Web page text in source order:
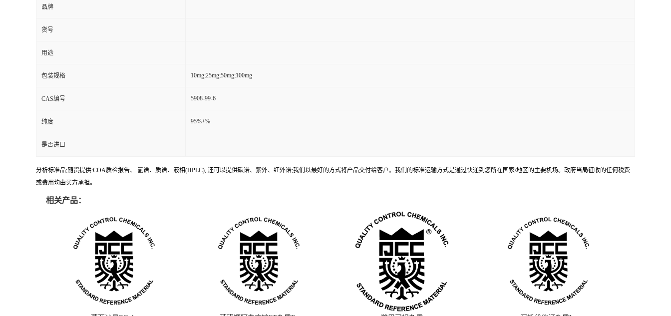
品牌
货号
用途
包装规格 10mg;25mg;50mg;100mg
CAS编号 5908-99-6
纯度 95%+%
是否进口
分析标准品;随货提供:COA质检报告、 氢谱、质谱、液相(HPLC), 还可以提供碳谱、紫外、红外谱;我们以最好的方式将产品交付给客户。我们的标准运输方式是通过快递到您所在国家/地区的主要机场。政府当局征收的任何税费
或费用均由买方承担。
相关产品：